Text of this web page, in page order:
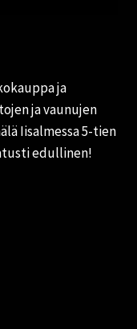
ja
ja vaunujen
Iisalmessa 5-tien
edullinen!